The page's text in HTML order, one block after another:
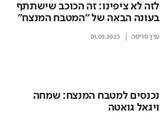
לזה לא ציפינו: זה הכוכב שישתתף
בעונה הבאה של "המטבח המנצח"
ערן סויסה 01.05.2023
נכנסים למטבח המנצח: שמחה
ויגאל גואטה